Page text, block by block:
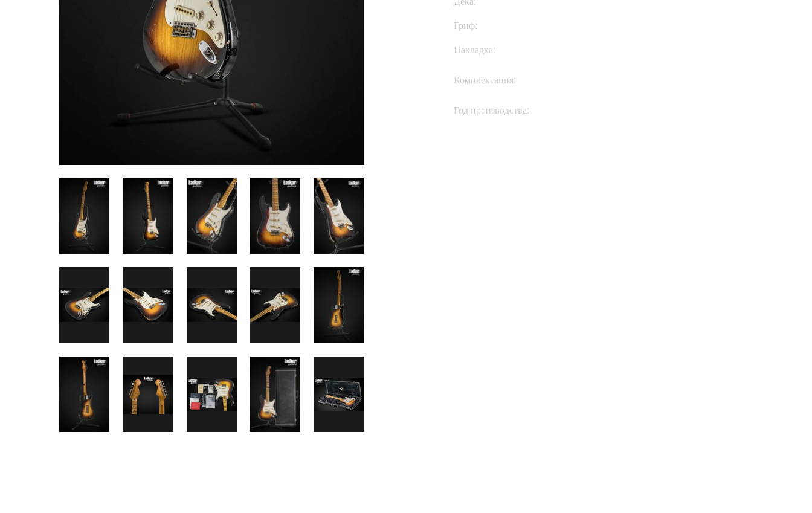
Гриф:
Накладка:
Комплектация:
Год производства: